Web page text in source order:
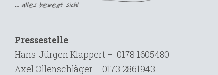
Pressestelle
Hans-Jürgen Klappert – 0178 1605480
Axel Ollenschläger – 0173 2861943